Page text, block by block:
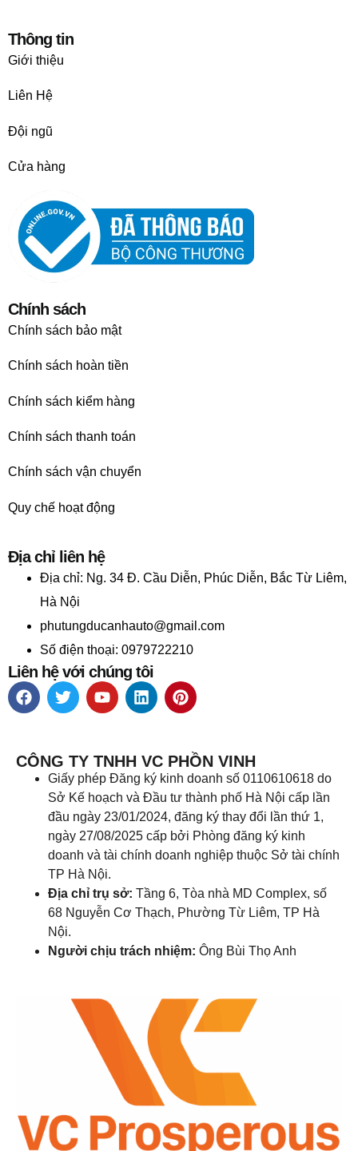
Thông tin
Giới thiệu
Liên Hệ
Đội ngũ
Cửa hàng
Chính sách
Chính sách bảo mật
Chính sách hoàn tiền
Chính sách kiểm hàng
Chính sách thanh toán
Chính sách vận chuyển
Quy chế hoạt động
Địa chỉ liên hệ
Địa chỉ: Ng. 34 Đ. Cầu Diễn, Phúc Diễn, Bắc Từ Liêm,
Hà Nội
phutungducanhauto@gmail.com
Số điện thoại: 0979722210
Liên hệ với chúng tôi
CÔNG TY TNHH VC PHỒN VINH
Giấy phép Đăng ký kinh doanh số 0110610618 do
Sở Kế hoạch và Đầu tư thành phố Hà Nội cấp lần
đầu ngày 23/01/2024, đăng ký thay đổi lần thứ 1,
ngày 27/08/2025 cấp bởi Phòng đăng ký kinh
doanh và tài chính doanh nghiệp thuộc Sở tài chính
TP Hà Nội.
Địa chỉ trụ sở: Tầng 6, Tòa nhà MD Complex, số
68 Nguyễn Cơ Thạch, Phường Từ Liêm, TP Hà
Nội.
Người chịu trách nhiệm: Ông Bùi Thọ Anh